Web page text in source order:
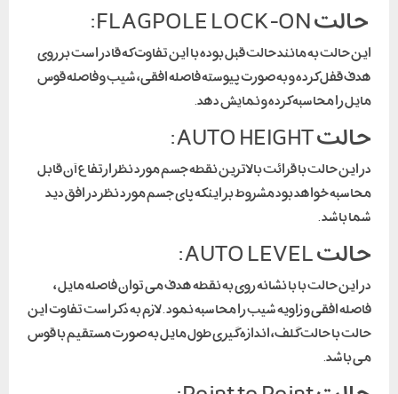
حالت FLAGPOLE LOCK-ON:
این حالت به مانند حالت قبل بوده با این تفاوت که قادر است بر روی
هدف قفل کرده و به صورت پیوسته فاصله افقی، شیب و فاصله قوس
مایل را محاسبه کرده و نمایش دهد.
حالت AUTO HEIGHT:
در این حالت با قرائت بالاترین نقطه جسم مورد نظر ارتفاع آن قابل
محاسبه خواهد بود مشروط بر اینکه پای جسم مورد نظر در افق دید
شما باشد .
حالت AUTO LEVEL:
در این حالت با با نشانه روی به نقطه هدف می توان فاصله مایل ،
فاصله افقی و زاویه شیب را محاسبه نمود .لازم به ذکر است تفاوت این
حالت با حالت گلف، اندازه گیری طول مایل به صورت مستقیم با قوس
می باشد.